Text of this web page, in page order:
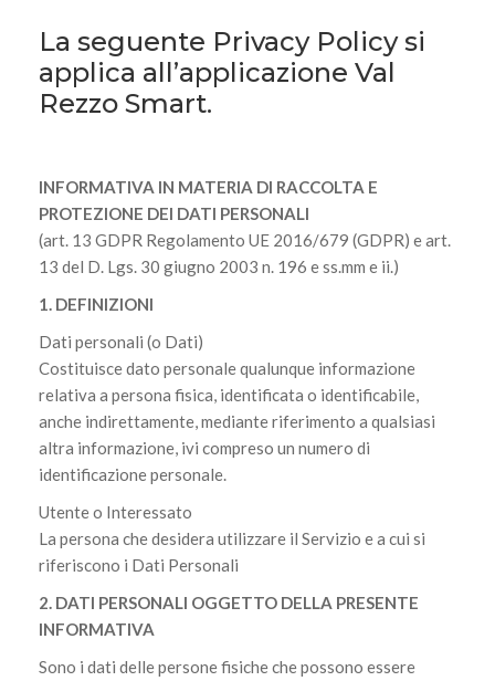
La seguente Privacy Policy si
applica all’applicazione Val
Rezzo Smart.
INFORMATIVA IN MATERIA DI RACCOLTA E
PROTEZIONE DEI DATI PERSONALI
(art. 13 GDPR Regolamento UE 2016/679 (GDPR) e art.
13 del D. Lgs. 30 giugno 2003 n. 196 e ss.mm e ii.)
1. DEFINIZIONI
Dati personali (o Dati)
Costituisce dato personale qualunque informazione
relativa a persona fisica, identificata o identificabile,
anche indirettamente, mediante riferimento a qualsiasi
altra informazione, ivi compreso un numero di
identificazione personale.
Utente o Interessato
La persona che desidera utilizzare il Servizio e a cui si
riferiscono i Dati Personali
2. DATI PERSONALI OGGETTO DELLA PRESENTE
INFORMATIVA
Sono i dati delle persone fisiche che possono essere